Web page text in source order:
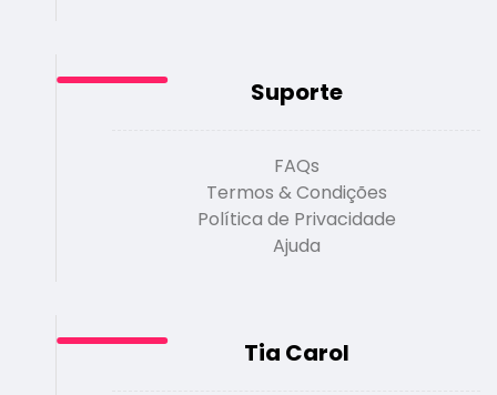
Suporte
FAQs
Termos & Condições
Política de Privacidade
Ajuda
Tia Carol